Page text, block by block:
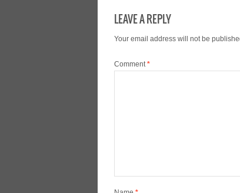
LEAVE A REPLY
Your email address will not be
Comment*